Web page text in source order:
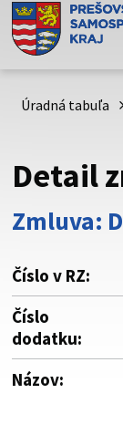
Doména psk.sk
Toto je oficiálna
psk.sk.
Buďte pozorní a
cez
vždy začína
Úradná tabuľa
Detail
Zmluva:
Číslo v RZ:
Číslo
dodatku:
Názov: